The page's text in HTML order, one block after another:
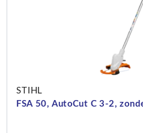
STIHL
FSA 50, AutoCut C 3-2,